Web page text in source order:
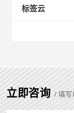
标签云
立即咨询 / 填写